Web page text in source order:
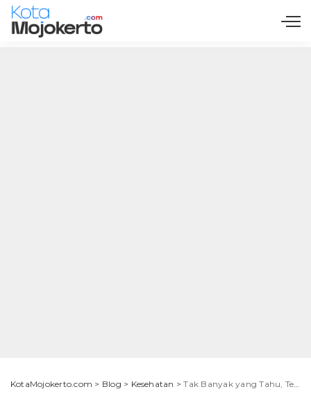
KotaMojokerto.com > Blog > Kesehatan >Tak Banyak yang Tahu, Ternyata Ini Bahaya Perokok Pasif